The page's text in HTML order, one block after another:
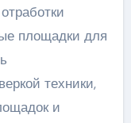
площадки для
техники,
и